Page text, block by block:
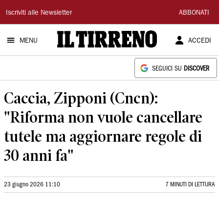
Il
Tirreno
Iscriviti alle Newsletter ABBONATI
MENU ACCEDI
SEGUICI SU DISCOVER
Caccia, Zipponi (Cncn):
"Riforma non vuole cancellare
tutele ma aggiornare regole di
30 anni fa"
23 giugno 2026 11:10 7 MINUTI DI LETTURA